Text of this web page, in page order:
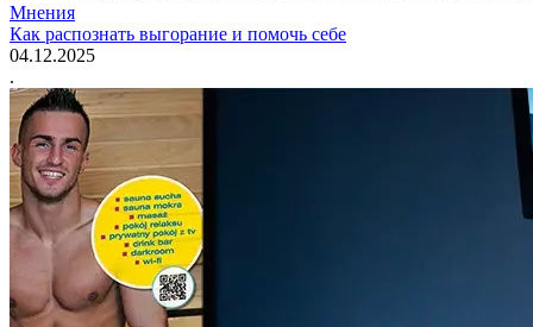
Мнения
Как распознать выгорание и помочь себе
04.12.2025
.